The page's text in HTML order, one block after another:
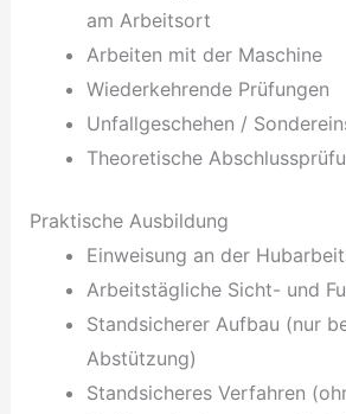
am Arbeitsort
Arbeiten mit der Maschine
Wiederkehrende Prüfungen
Unfallgeschehen /
Theoretische
Praktische Ausbildung
Einweisung an der
Arbeitstägliche Sicht- und
Standsicherer Aufbau (nur
Abstützung)
Standsicheres Verfahren